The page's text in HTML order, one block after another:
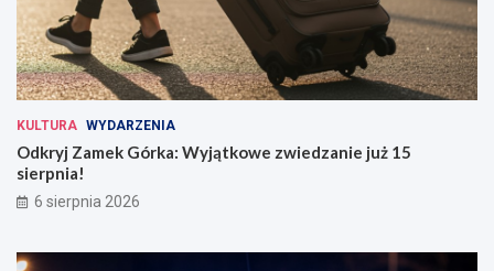
KULTURA WYDARZENIA
Odkryj Zamek Górka: Wyjątkowe zwiedzanie już 15
sierpnia!
6 sierpnia 2026